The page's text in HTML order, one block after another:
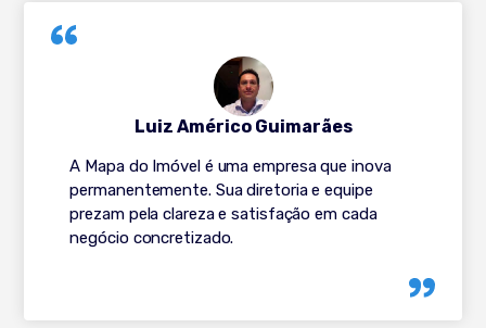
A Mapa do Imóvel é uma empresa que inova
permanentemente. Sua diretoria e equipe
prezam pela clareza e satisfação em cada
negócio concretizado.
Luiz Américo Guimarães